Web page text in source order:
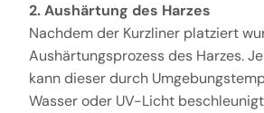
2. Aushärtung des Harzes
Nachdem der Kurzliner platziert
Aushärtungsprozess des Harzes.
kann dieser durch
Wasser oder UV-Licht